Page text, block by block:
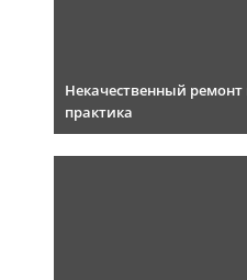
Некачественный
практика